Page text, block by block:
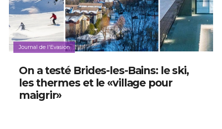
Journal de l'Evasion
On a testé Brides-les-Bains: le ski,
les thermes et le «village pour
maigrir»